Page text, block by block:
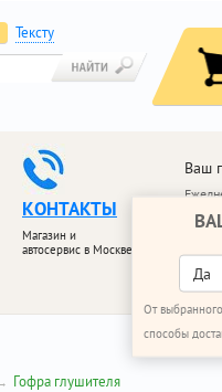
Тексту
КОНТАКТЫ
Магазин и
автосервис в Москве
Ваш
Да
От
способы
+7
Гофра глушителя